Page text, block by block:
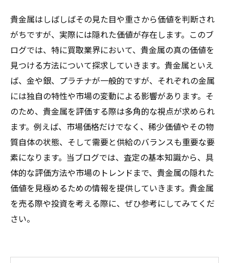
貴金属はしばしばその見た目や重さから価値を判断され
がちですが、実際には隠れた価値が存在します。このブ
ログでは、特に買取業界において、貴金属の真の価値を
見つける方法について探求していきます。貴金属といえ
ば、金や銀、プラチナが一般的ですが、それぞれの金属
には独自の特性や市場の変動による影響があります。そ
のため、貴金属を評価する際は多角的な視点が求められ
ます。例えば、市場価格だけでなく、稀少価値やその物
質自体の状態、そして需要と供給のバランスも重要な要
素になります。当ブログでは、査定の基本知識から、具
体的な評価方法や市場のトレンドまで、貴金属の隠れた
価値を見極めるための情報を提供していきます。貴金属
を売る際や投資を考える際に、ぜひ参考にしてみてくだ
さい。